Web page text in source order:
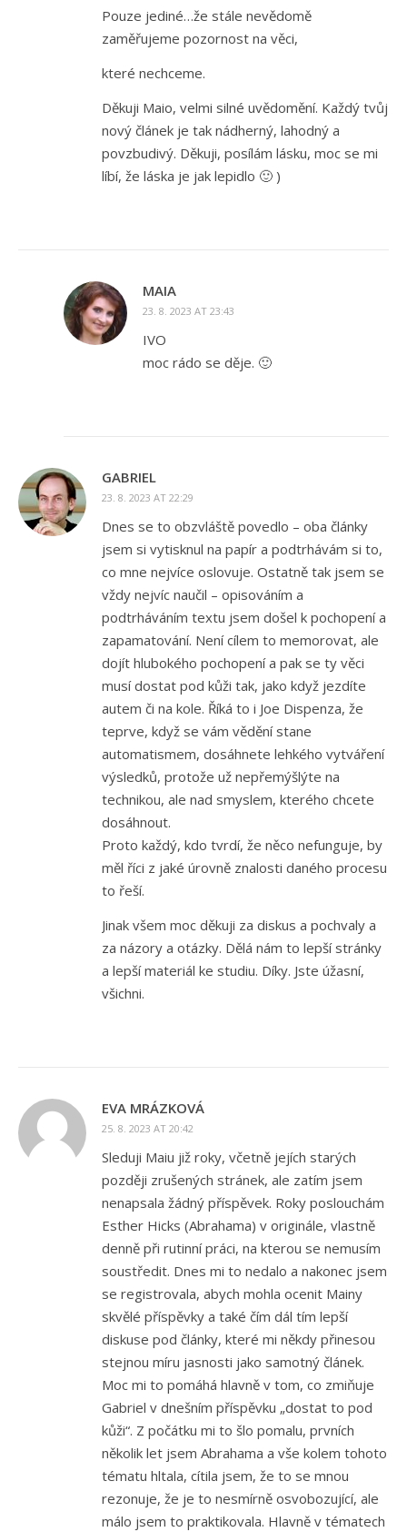
Pouze jediné…že stále nevědomě
zaměřujeme pozornost na věci,
které nechceme.
Děkuji Maio, velmi silné uvědomění. Každý tvůj
nový článek je tak nádherný, lahodný a
povzbudivý. Děkuji, posílám lásku, moc se mi
líbí, že láska je jak lepidlo 🙂 )
MAIA
23. 8. 2023 AT 23:43
IVO
moc rádo se děje. 🙂
GABRIEL
23. 8. 2023 AT 22:29
Dnes se to obzvláště povedlo – oba články
jsem si vytisknul na papír a podtrhávám si to,
co mne nejvíce oslovuje. Ostatně tak jsem se
vždy nejvíc naučil – opisováním a
podtrháváním textu jsem došel k pochopení a
zapamatování. Není cílem to memorovat, ale
dojít hlubokého pochopení a pak se ty věci
musí dostat pod kůži tak, jako když jezdíte
autem či na kole. Říká to i Joe Dispenza, že
teprve, když se vám vědění stane
automatismem, dosáhnete lehkého vytváření
výsledků, protože už nepřemýšlýte na
technikou, ale nad smyslem, kterého chcete
dosáhnout.
Proto každý, kdo tvrdí, že něco nefunguje, by
měl říci z jaké úrovně znalosti daného procesu
to řeší.
Jinak všem moc děkuji za diskus a pochvaly a
za názory a otázky. Dělá nám to lepší stránky
a lepší materiál ke studiu. Díky. Jste úžasní,
všichni.
EVA MRÁZKOVÁ
25. 8. 2023 AT 20:42
Sleduji Maiu již roky, včetně jejích starých
později zrušených stránek, ale zatím jsem
nenapsala žádný příspěvek. Roky poslouchám
Esther Hicks (Abrahama) v originále, vlastně
denně při rutinní práci, na kterou se nemusím
soustředit. Dnes mi to nedalo a nakonec jsem
se registrovala, abych mohla ocenit Mainy
skvělé příspěvky a také čím dál tím lepší
diskuse pod články, které mi někdy přinesou
stejnou míru jasnosti jako samotný článek.
Moc mi to pomáhá hlavně v tom, co zmiňuje
Gabriel v dnešním příspěvku „dostat to pod
kůži“. Z počátku mi to šlo pomalu, prvních
několik let jsem Abrahama a vše kolem tohoto
tématu hltala, cítila jsem, že to se mnou
rezonuje, že je to nesmírně osvobozující, ale
málo jsem to praktikovala. Hlavně v tématech